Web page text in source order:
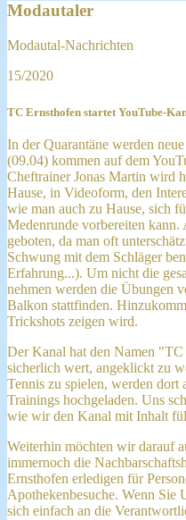
Modautaler
Modautal-Nachrichten
15/2020
TC Ernsthofen startet YouTube-
In der Quarantäne werden
(09.04) kommen auf dem
Cheftrainer Jonas Martin wird
Hause, in Videoform, den
wie man auch zu Hause, sich
Medenrunde vorbereiten
geboten, da man oft
Schwung mit dem Schläger
Erfahrung...). Um nicht die
nehmen werden die Übungen
Balkon stattfinden.
Trickshots zeigen wird.
Der Kanal hat den Namen
sicherlich wert, angeklickt zu
Tennis zu spielen, werden
Trainings hochgeladen. Uns
wie wir den Kanal mit Inhalt
Weiterhin möchten wir darauf
immernoch die
Ernsthofen erledigen für
Apothekenbesuche. Wenn Sie
sich einfach an die